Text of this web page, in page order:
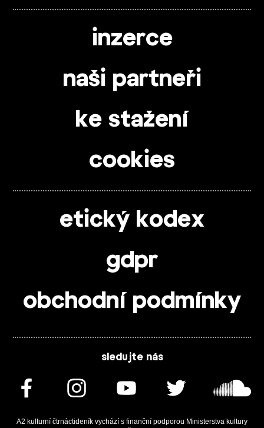
inzerce
naši partneři
ke stažení
cookies
etický kodex
gdpr
obchodní podmínky
sledujte nás
A2 kulturní čtrnáctideník vychází s finanční podporou Ministerstva kultury